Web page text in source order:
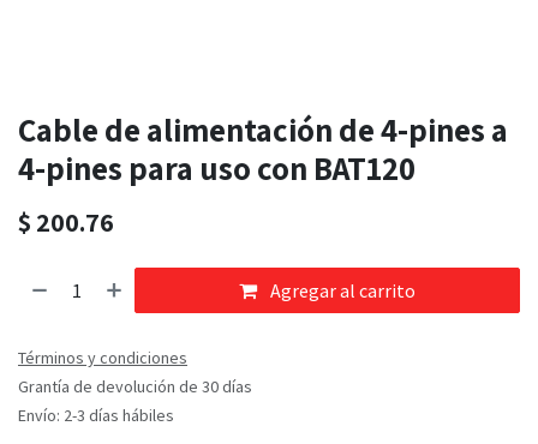
Cable de alimentación de 4-pines a
4-pines para uso con BAT120
$ 200.76
Agregar al carrito
Términos y condiciones
Grantía de devolución de 30 días
Envío: 2-3 días hábiles